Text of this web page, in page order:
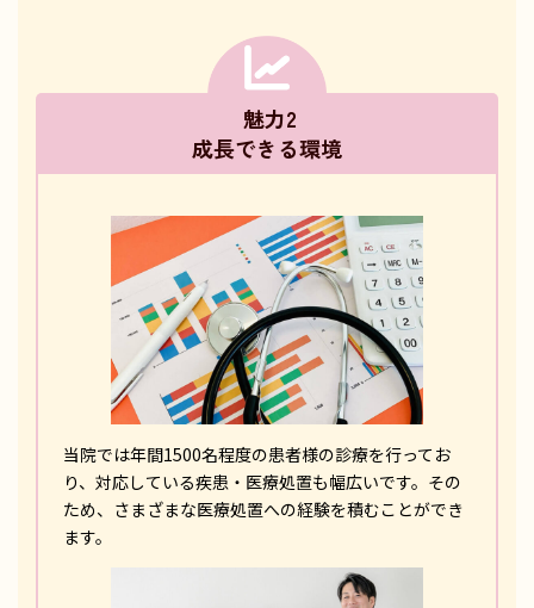
魅力2
成長できる環境
当院では年間1500名程度の患者様の診療を行ってお
り、対応している疾患・医療処置も幅広いです。その
ため、さまざまな医療処置への経験を積むことができ
ます。